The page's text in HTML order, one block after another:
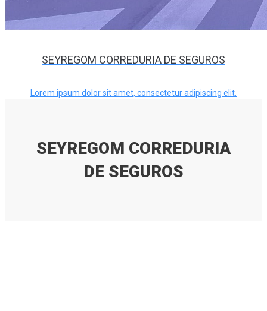
SEYREGOM CORREDURIA DE SEGUROS
Lorem ipsum dolor sit amet, consectetur adipiscing elit.
SEYREGOM CORREDURIA
DE SEGUROS